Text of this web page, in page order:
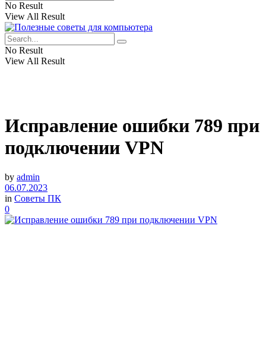
No Result
View All Result
No Result
View All Result
Исправление ошибки 789 при
подключении VPN
by admin
06.07.2023
in Советы ПК
0